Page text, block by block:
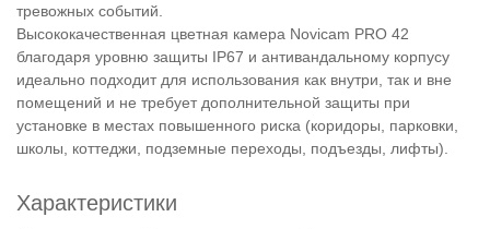
тревожных событий.
Высококачественная цветная камера Novicam PRO 42
благодаря уровню защиты IP67 и антивандальному корпусу
идеально подходит для использования как внутри, так и вне
помещений и не требует дополнительной защиты при
установке в местах повышенного риска (коридоры, парковки,
школы, коттеджи, подземные переходы, подъезды, лифты).
Характеристики